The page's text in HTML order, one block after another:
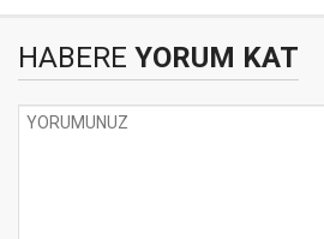
HABERE YORUM KAT